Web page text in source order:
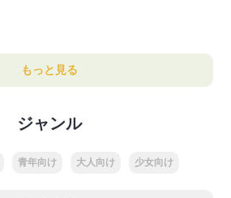
もっと見る
ジャンル
青年向け 大人向け 少女向け